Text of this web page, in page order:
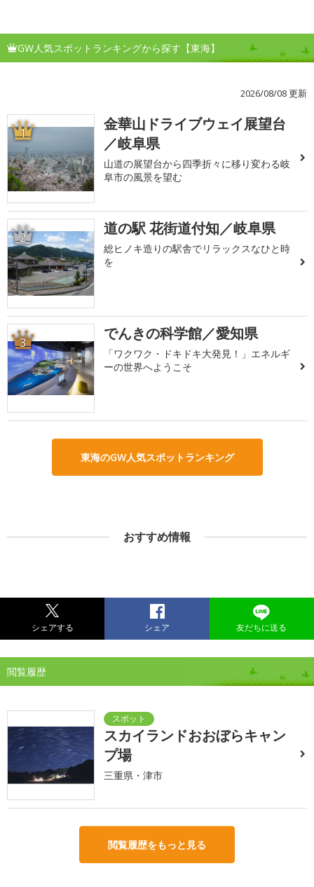
GW人気スポットランキングから探す【東海】
2026/08/08 更新
1
金華山ドライブウェイ展望台
／岐阜県
山道の展望台から四季折々に移り変わる岐
阜市の風景を望む
2 道の駅 花街道付知／岐阜県
総ヒノキ造りの駅舎でリラックスなひと時
を
3 でんきの科学館／愛知県
「ワクワク・ドキドキ大発見！」エネルギ
ーの世界へようこそ
東海のGW人気スポットランキング
おすすめ情報
シェアする シェア 友だちに送る
閲覧履歴
スカイランドおおぼらキャン
プ場
三重県・津市
閲覧履歴をもっと見る